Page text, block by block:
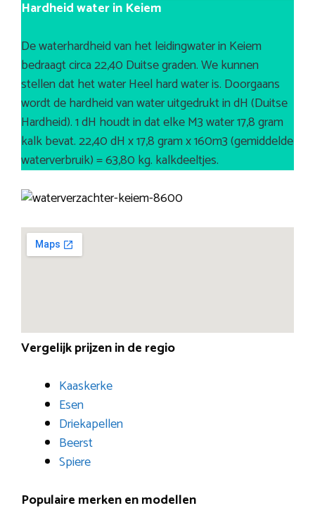
Hardheid water in Keiem
De waterhardheid van het leidingwater in Keiem
bedraagt circa 22,40 Duitse graden. We kunnen
stellen dat het water Heel hard water is. Doorgaans
wordt de hardheid van water uitgedrukt in dH (Duitse
Hardheid). 1 dH houdt in dat elke M3 water 17,8 gram
kalk bevat. 22,40 dH x 17,8 gram x 160m3 (gemiddelde
waterverbruik) = 63,80 kg. kalkdeeltjes.
Vergelijk prijzen in de regio
Kaaskerke
Esen
Driekapellen
Beerst
Spiere
Populaire merken en modellen